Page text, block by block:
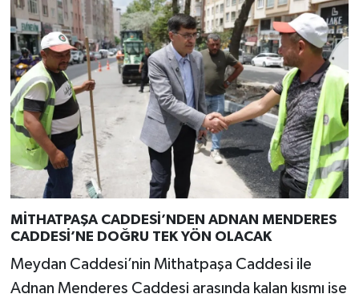
MİTHATPAŞA CADDESİ’NDEN ADNAN MENDERES
CADDESİ’NE DOĞRU TEK YÖN OLACAK
Meydan Caddesi’nin Mithatpaşa Caddesi ile
Adnan Menderes Caddesi arasında kalan kısmı ise